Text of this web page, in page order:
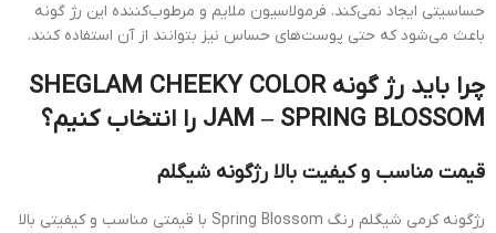
حساسیتی ایجاد نمی‌کند. فرمولاسیون ملایم و مرطوب‌کننده این رژ گونه
باعث می‌شود که حتی پوست‌های حساس نیز بتوانند از آن استفاده کنند.
چرا باید رژ گونه SHEGLAM CHEEKY COLOR
JAM – SPRING BLOSSOM را انتخاب کنیم؟
قیمت مناسب و کیفیت بالا رژگونه شیگلم
رژگونه کرمی شیگلم رنگ Spring Blossom با قیمتی مناسب و کیفیتی بالا